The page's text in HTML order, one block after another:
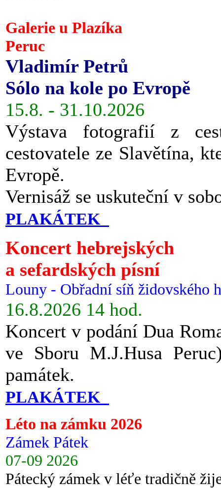
Galerie u Plazíka
Peruc
Vladimír Petrů
Sólo na kole po Evropě
15.8. - 31.10.2026
Výstava fotografií z
cestovatele ze Slavětína,
Evropě.
Vernisáž se uskuteční v
PLAKÁTEK
Koncert hebrejských
a sefardských písní
Louny - Obřadní síň židovského
16.8.2026 14 hod.
Koncert v podání Dua
ve Sboru M.J.Husa
památek.
PLAKÁTEK
Léto na zámku 2026
Zámek Pátek
07-09 2026
Pátecký zámek v léťe tradičně